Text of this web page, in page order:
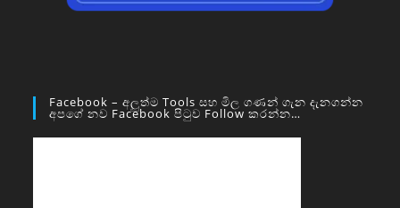
Facebook – අලුත්ම Tools සහ මිල ගණන් ගැන දැනගන්න
අපගේ නව Facebook පිටුව Follow කරන්න…